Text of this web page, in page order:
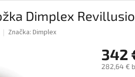
Dimplex
Značka: Dimplex
342
282,64 €